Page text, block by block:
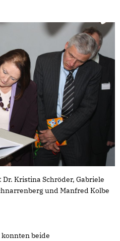
Kristina Schröder, Gabriele
und Manfred Kolbe
beide